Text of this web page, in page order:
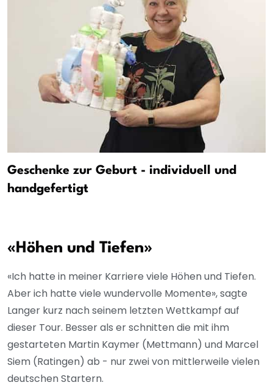
Geschenke zur Geburt - individuell und
handgefertigt
«Höhen und Tiefen»
«Ich hatte in meiner Karriere viele Höhen und Tiefen.
Aber ich hatte viele wundervolle Momente», sagte
Langer kurz nach seinem letzten Wettkampf auf
dieser Tour. Besser als er schnitten die mit ihm
gestarteten Martin Kaymer (Mettmann) und Marcel
Siem (Ratingen) ab - nur zwei von mittlerweile vielen
deutschen Startern.